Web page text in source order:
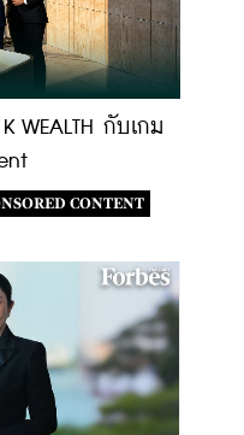
WEALTH กับเกม
CONTENT